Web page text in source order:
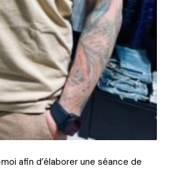
afin d’élaborer une séance de